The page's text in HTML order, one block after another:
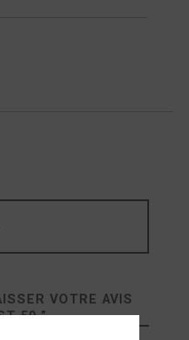
VOTRE AVIS
50 ”